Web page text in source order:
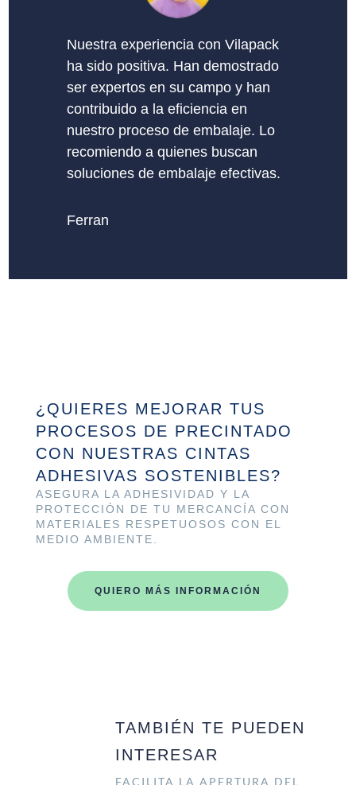
Nuestra experiencia con Vilapack
ha sido positiva. Han demostrado
ser expertos en su campo y han
contribuido a la eficiencia en
nuestro proceso de embalaje. Lo
recomiendo a quienes buscan
soluciones de embalaje efectivas.
Ferran
¿QUIERES MEJORAR TUS
PROCESOS DE PRECINTADO
CON NUESTRAS CINTAS
ADHESIVAS SOSTENIBLES?
ASEGURA LA ADHESIVIDAD Y LA
PROTECCIÓN DE TU MERCANCÍA CON
MATERIALES RESPETUOSOS CON EL
MEDIO AMBIENTE.
QUIERO MÁS INFORMACIÓN
TAMBIÉN TE PUEDEN
INTERESAR
FACILITA LA APERTURA DEL